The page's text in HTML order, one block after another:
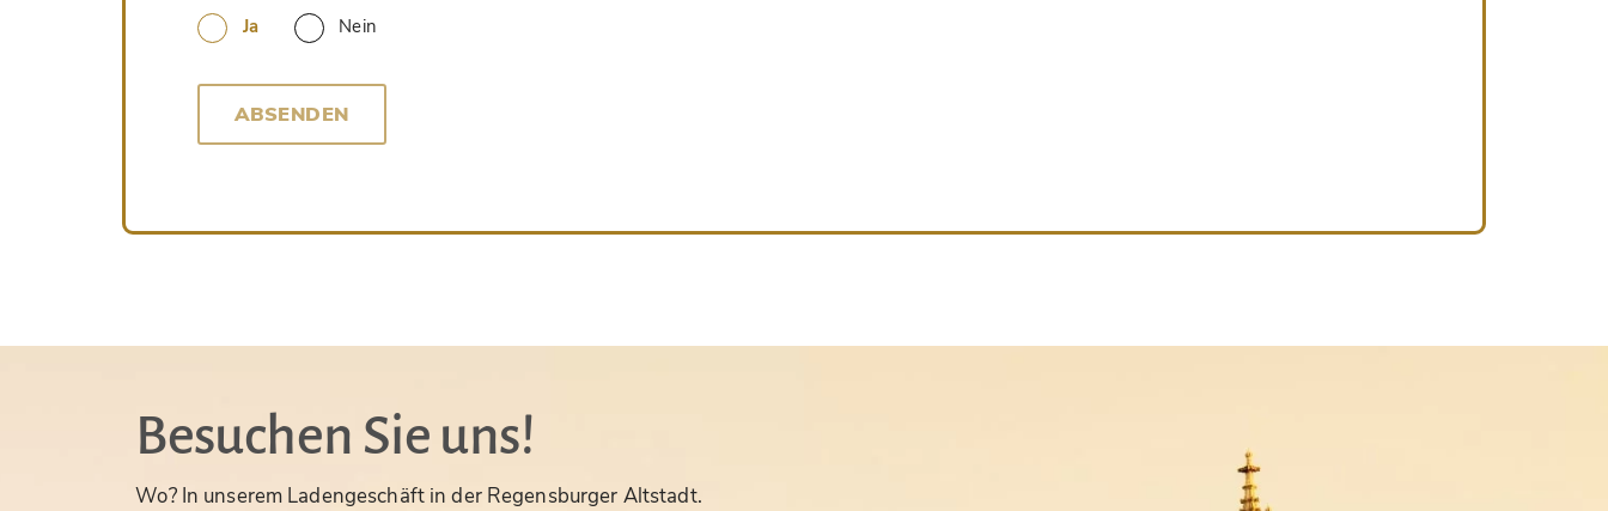
Ja
Nein
ABSENDEN
Besuchen Sie uns!
Wo? In unserem Ladengeschäft in der Regensburger Altstadt.